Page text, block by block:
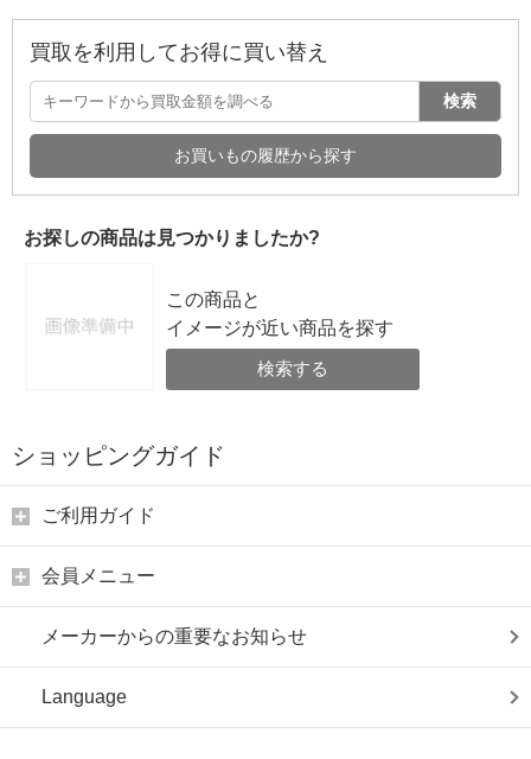
買取を利用してお得に買い替え
検索
お買いもの履歴から探す
お探しの商品は見つかりましたか?
この商品と
イメージが近い商品を探す
検索する
ショッピングガイド
ご利用ガイド
会員メニュー
メーカーからの重要なお知らせ
Language